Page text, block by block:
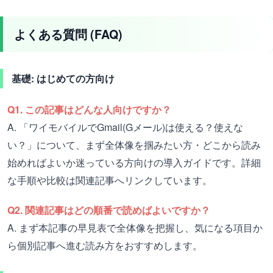
よくある質問 (FAQ)
基礎: はじめての方向け
Q1. この記事はどんな人向けですか？
A. 「ワイモバイルでGmail(Gメール)は使える？使えな
い？」について、まず全体像を掴みたい方・どこから読み
始めればよいか迷っている方向けの導入ガイドです。詳細
な手順や比較は関連記事へリンクしています。
Q2. 関連記事はどの順番で読めばよいですか？
A. まず本記事の早見表で全体像を把握し、気になる項目か
ら個別記事へ進む読み方をおすすめします。